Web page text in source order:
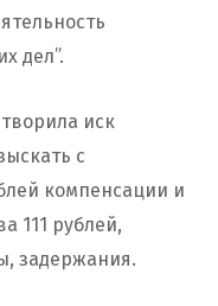
дел”.
иск
с
компенсации и
111 рублей,
задержания.